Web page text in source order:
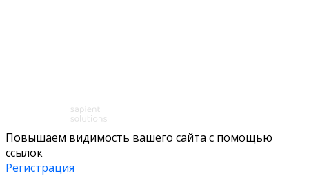
Повышаем видимость вашего сайта с помощью
ссылок
Регистрация